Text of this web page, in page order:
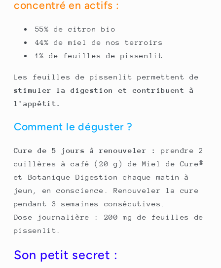
concentré en actifs :
55% de citron bio
44% de miel de nos terroirs
1% de feuilles de pissenlit
Les feuilles de pissenlit permettent de
stimuler la digestion et contribuent à
l'appétit.
Comment le déguster ?
Cure de 5 jours à renouveler :prendre 2
cuillères à café (20 g) de Miel de Cure®
et Botanique Digestion chaque matin à
jeun, en conscience. Renouveler la cure
pendant 3 semaines consécutives.
Dose journalière : 200 mg de feuilles de
pissenlit.
Son petit secret :